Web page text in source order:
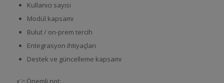
Kullanıcı sayısı
Modül kapsamı
Bulut / on-prem tercih
Entegrasyon ihtiyaçları
Destek ve güncelleme kapsamı
👉 Önemli not: